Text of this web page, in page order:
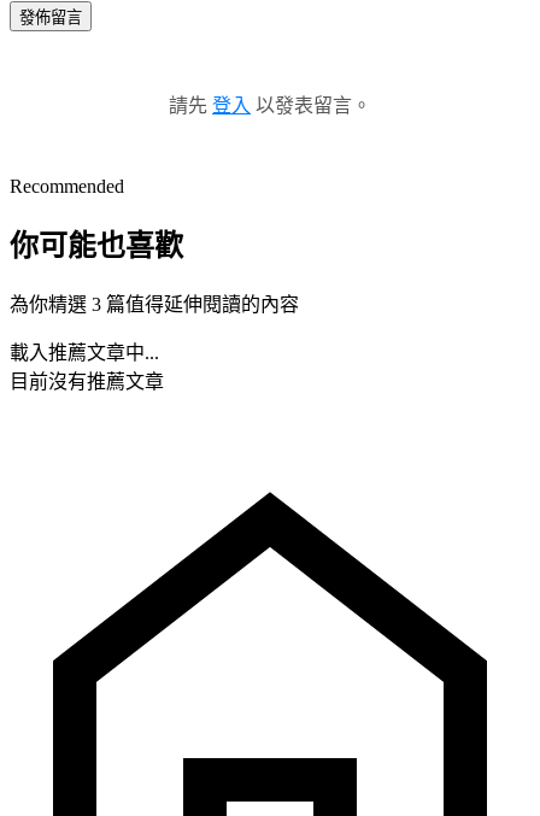
發佈留言
請先 登入 以發表留言。
Recommended
你可能也喜歡
為你精選 3 篇值得延伸閱讀的內容
載入推薦文章中...
目前沒有推薦文章